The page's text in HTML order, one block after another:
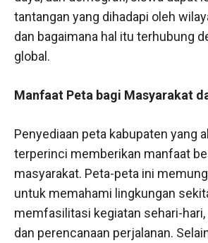
tantangan yang dihadapi oleh
dan bagaimana hal itu terhubung
global.
Manfaat Peta bagi Masyarakat
Penyediaan peta kabupaten yang
terperinci memberikan manfaat
masyarakat. Peta-peta ini
untuk memahami lingkungan
memfasilitasi kegiatan sehari-
dan perencanaan perjalanan.